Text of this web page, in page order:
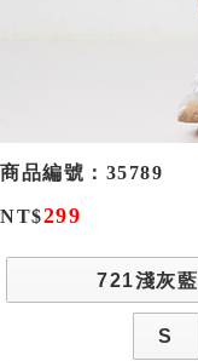
商品編號： 35789
NT$299
721淺灰藍
S